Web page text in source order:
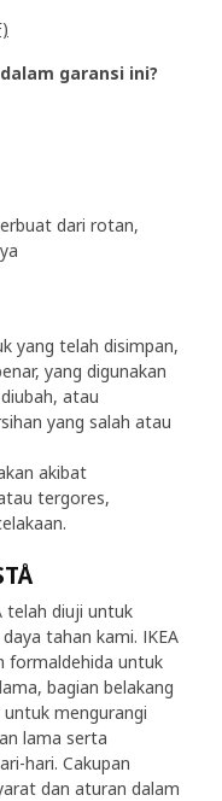
garansi ini?
dari rotan,
yang telah disimpan,
yang digunakan
atau
yang salah atau
akibat
tergores,
telah diuji untuk
tahan kami. IKEA
formaldehida untuk
bagian belakang
mengurangi
lama serta
hari. Cakupan
dan aturan dalam